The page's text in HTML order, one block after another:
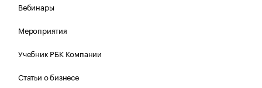
Вебинары
Мероприятия
Учебник РБК Компании
Статьи о бизнесе